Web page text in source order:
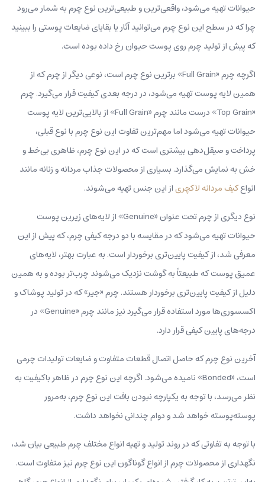
حیوانات تهیه می‌شود، واقعی‌ترین و طبیعی‌ترین نوع چرم به شمار می‌رود
چرا که در سطح این نوع چرم می‌توانید آثار یا بقایای ضایعات پوستی را ببینید
که پیش از تولید چرم روی پوست حیوان رخ داده بوده است.
اگرچه چرم «Full Grain» برترین نوع چرم است، نوعی دیگر از چرم که از
همین لایه پوست تهیه می‌شود، در درجه بعدی کیفیت قرار می‌گیرد. چرم
«Top Grain» درست مانند چرم «Full Grain» از بالایی‌ترین لایه پوست
حیوانات تهیه می‌شود اما مهم‌ترین تفاوت این نوع چرم با نوع قبلی،
پرداخت و صیقل‌دهی بیشتری است که در این نوع چرم، ظاهری بی‌خط و
خش به نمایش می‌گذارد. بسیاری از محصولات جذاب مردانه و زنانه مانند
انواعکیف مردانه لاکچریاز این جنس تهیه می‌شوند.
نوع دیگری از چرم تحت عنوان «Genuine» از لایه‌های زیرین پوست
حیوانات تهیه می‌شود که در مقایسه با دو درجه کیفی چرم، که پیش از این
معرفی شد، از کیفیت پایین‌تری برخوردار است. به عبارت بهتر، لایه‌های
عمیق پوست که طبیعتاً به گوشت نزدیک می‌شوند چرب‌تر بوده و به همین
دلیل از کیفیت پایین‌تری برخوردار هستند. چرم «جیر» که در تولید پوشاک و
اکسسوری‌ها مورد استفاده قرار می‌گیرد نیز مانند چرم «Genuine» در
درجه‌های پایین کیفی قرار دارد.
آخرین نوع چرم که حاصل اتصال قطعات متفاوت و ضایعات تولیدات چرمی
است، «Bonded» نامیده می‌شود. اگرچه این نوع چرم در ظاهر باکیفیت به
نظر می‌رسد، با توجه به یکپارچه نبودن بافت این نوع چرم، به‌مرور
پوسته‌پوسته خواهد شد و دوام چندانی نخواهد داشت.
با توجه به تفاوتی که در روند تولید و تهیه انواع مختلف چرم طبیعی بیان شد،
نگهداری از محصولات چرم از انواع گوناگون این نوع چرم نیز متفاوت است.